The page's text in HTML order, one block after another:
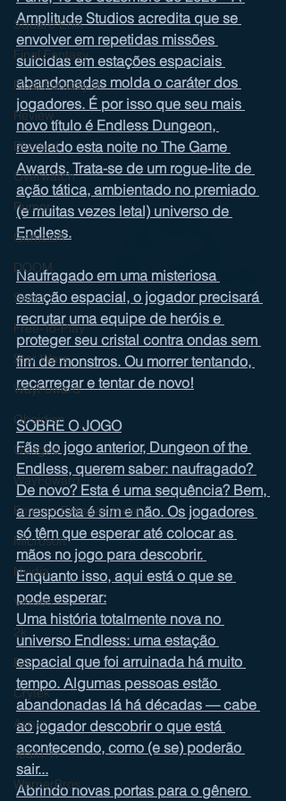
Square Enix
Final Fantasy
Final Fantasy 9
Review
Blizzard
Overwatch
Rumor
Gameloft
DOOM
Sonic
Free-To-Play
Star Wars
WayFoward
Obsidian
Gungho
WayFoward
Forever Entertainment
Microsoft
Nvidia
Virtuos
2k
EA
Crytek
Aspyr
Team 17
WarnerBros
Amplitude Studios acredita que se
envolver em repetidas missões
suicidas em estações espaciais
abandonadas molda o caráter dos
jogadores. É por isso que seu mais
novo título é Endless Dungeon,
revelado esta noite no The Game
Awards. Trata-se de um rogue-lite de
ação tática, ambientado no premiado
(e muitas vezes letal) universo de
Endless.
Naufragado em uma misteriosa
estação espacial, o jogador precisará
recrutar uma equipe de heróis e
proteger seu cristal contra ondas sem
fim de monstros. Ou morrer tentando,
recarregar e tentar de novo!
SOBRE O JOGO
Fãs do jogo anterior, Dungeon of the
Endless, querem saber: naufragado?
De novo? Esta é uma sequência? Bem,
a resposta é sim e não. Os jogadores
só têm que esperar até colocar as
mãos no jogo para descobrir.
Enquanto isso, aqui está o que se
pode esperar:
Uma história totalmente nova no
universo Endless: uma estação
espacial que foi arruinada há muito
tempo. Algumas pessoas estão
abandonadas lá há décadas — cabe
ao jogador descobrir o que está
acontecendo, como (e se) poderão
sair...
Abrindo novas portas para o gênero